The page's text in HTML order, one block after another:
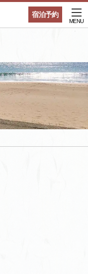
宿泊予約
MENU